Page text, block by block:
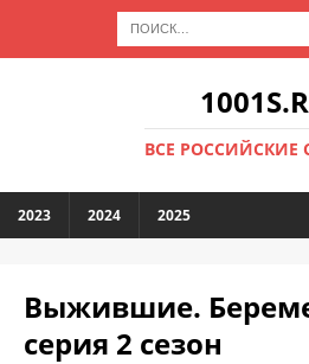
ВСЕ РОССИЙСКИЕ
2023 2024 2025
Выжившие.
серия 2 сезон